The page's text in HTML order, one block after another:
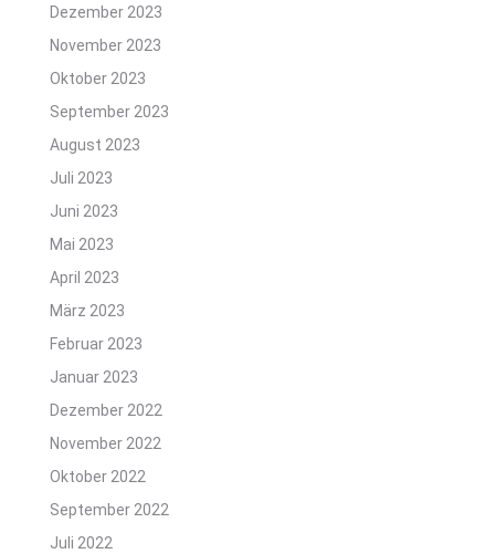
Dezember 2023
November 2023
Oktober 2023
September 2023
August 2023
Juli 2023
Juni 2023
Mai 2023
April 2023
März 2023
Februar 2023
Januar 2023
Dezember 2022
November 2022
Oktober 2022
September 2022
Juli 2022